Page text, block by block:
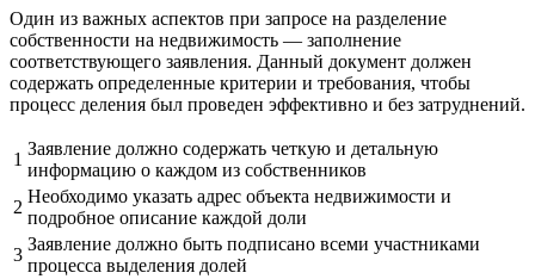
Один из важных аспектов при запросе на разделение
собственности на недвижимость — заполнение
соответствующего заявления. Данный документ должен
содержать определенные критерии и требования, чтобы
процесс деления был проведен эффективно и без затруднений.
1
Заявление должно содержать четкую и детальную
информацию о каждом из собственников
2
Необходимо указать адрес объекта недвижимости и
подробное описание каждой доли
3
Заявление должно быть подписано всеми участниками
процесса выделения долей